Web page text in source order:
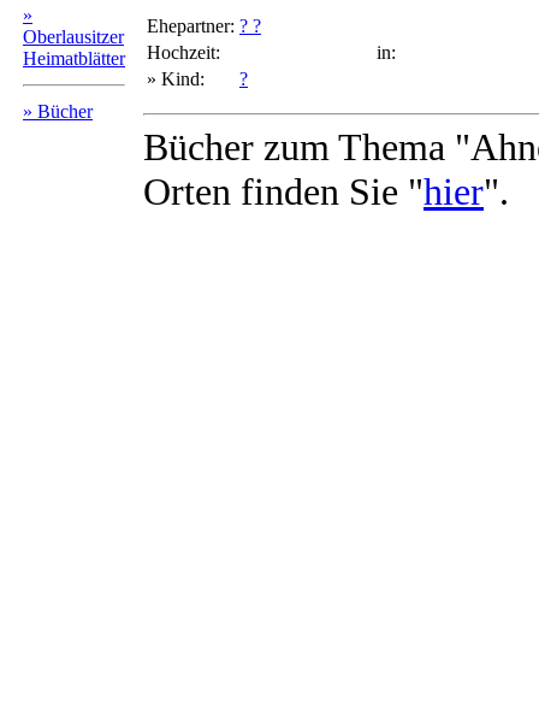
»
Oberlausitzer
Heimatblätter
» Bücher
Ehepartner: ? ?
Hochzeit:
in:
» Kind:
?
Bücher zum Thema
Orten finden Sie "hier".